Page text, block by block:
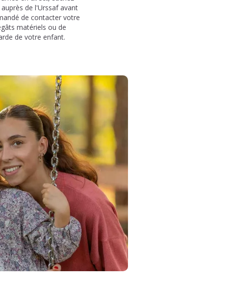
de l'Urssaf avant
de contacter votre
matériels ou de
de votre enfant.